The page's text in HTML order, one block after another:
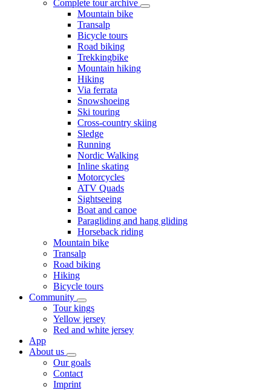
Complete tour archive
Mountain bike
Transalp
Bicycle tours
Road biking
Trekkingbike
Mountain hiking
Hiking
Via ferrata
Snowshoeing
Ski touring
Cross-country skiing
Sledge
Running
Nordic Walking
Inline skating
Motorcycles
ATV Quads
Sightseeing
Boat and canoe
Paragliding and hang gliding
Horseback riding
Mountain bike
Transalp
Road biking
Hiking
Bicycle tours
Community
Tour kings
Yellow jersey
Red and white jersey
App
About us
Our goals
Contact
Imprint